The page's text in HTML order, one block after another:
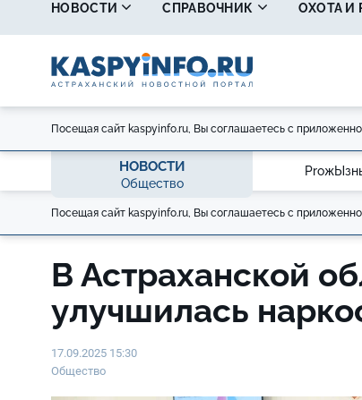
НОВОСТИ СПРАВОЧНИК ОХОТА И
Посещая сайт kaspyinfo.ru, Вы соглашаетесь с
НОВОСТИ
Общество
Посещая сайт kaspyinfo.ru, Вы соглашаетесь с
В Астраханской
улучшилась
17.09.2025 15:30
Общество